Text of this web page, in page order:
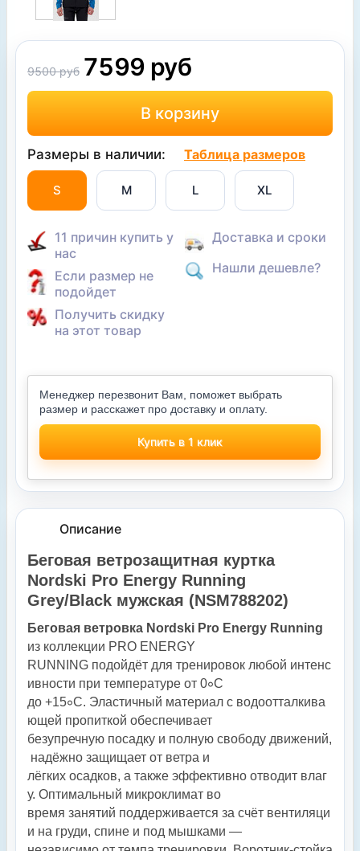
9500 руб 7599 руб
Размеры в наличии: Таблица размеров
S M L XL
11 причин купить у
нас
Если размер не
подойдет
Получить скидку
на этот товар
Доставка и сроки
Нашли дешевле?
Менеджер перезвонит Вам, поможет выбрать
размер и расскажет про доставку и оплату.
Купить в 1 клик
Описание
Беговая ветрозащитная куртка
Nordski Pro Energy Running
Grey/Black мужская (NSM788202)
Беговая ветровка Nordski Pro Energy Running
из коллекции PRO ENERGY
RUNNING подойдёт для тренировок любой интенс
ивности при температуре от 0∘C
до +15∘C. Эластичный материал с водоотталкива
ющей пропиткой обеспечивает
безупречную посадку и полную свободу движений,
надёжно защищает от ветра и
лёгких осадков, а также эффективно отводит влаг
у. Оптимальный микроклимат во
время занятий поддерживается за счёт вентиляци
и на груди, спине и под мышками —